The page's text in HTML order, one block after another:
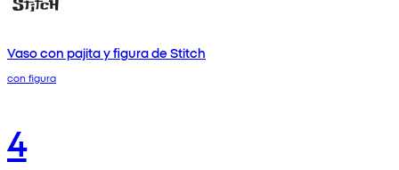
Vaso con pajita y figura de Stitch
con figura
4